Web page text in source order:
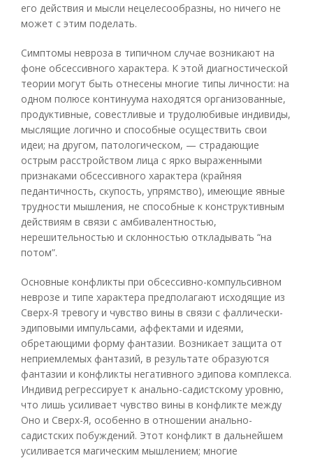
его действия и мысли нецелесообразны, но ничего не
может с этим поделать.
Симптомы невроза в типичном случае возникают на
фоне обсессивного характера. К этой диагностической
теории могут быть отнесены многие типы личности: на
одном полюсе континуума находятся организованные,
продуктивные, совестливые и трудолюбивые индивиды,
мыслящие логично и способные осуществить свои
идеи; на другом, патологическом, — страдающие
острым расстройством лица с ярко выраженными
признаками обсессивного характера (крайняя
педантичность, скупость, упрямство), имеющие явные
трудности мышления, не способные к конструктивным
действиям в связи с амбивалентностью,
нерешительностью и склонностью откладывать “на
потом”.
Основные конфликты при обсессивно-компульсивном
неврозе и типе характера предполагают исходящие из
Сверх-Я тревогу и чувство вины в связи с фаллически-
эдиповыми импульсами, аффектами и идеями,
обретающими форму фантазии. Возникает защита от
неприемлемых фантазий, в результате образуются
фантазии и конфликты негативного эдипова комплекса.
Индивид регрессирует к анально-садистскому уровню,
что лишь усиливает чувство вины в конфликте между
Оно и Сверх-Я, особенно в отношении анально-
садистских побуждений. Этот конфликт в дальнейшем
усиливается магическим мышлением; многие